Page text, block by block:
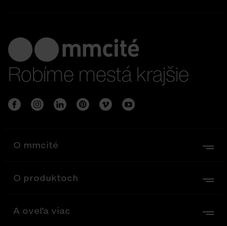
Robíme mestá krajšie
O mmcité
O produktoch
A oveľa viac